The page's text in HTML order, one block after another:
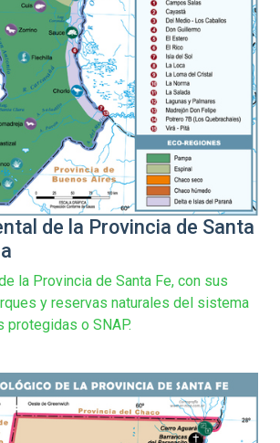
de la Provincia de Santa
la Provincia de Santa Fe, con sus
y reservas naturales del sistema
protegidas o SNAP.